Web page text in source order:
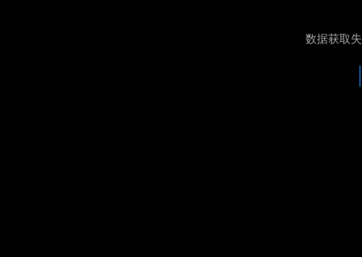
数据获取